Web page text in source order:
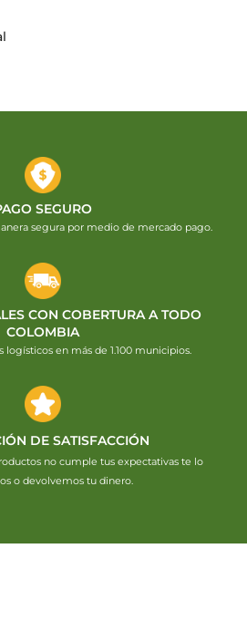
SEGURO
segura por medio de mercado pago.
CON COBERTURA A TODO
COLOMBIA
logísticos en más de 1.100 municipios.
DE SATISFACCIÓN
no cumple tus expectativas te lo
o devolvemos tu dinero.